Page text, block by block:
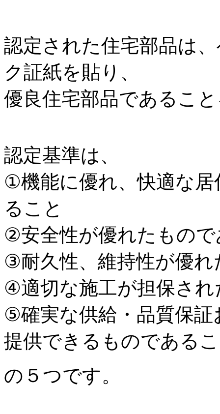
認定された住宅部品は
ク証紙を貼り、
優良住宅部品であるこ
認定基準は、
①機能に優れ、快適な
ること
②安全性が優れたもの
③耐久性、維持性が優
④適切な施工が担保さ
⑤確実な供給・品質保
提供できるものである
の５つです。